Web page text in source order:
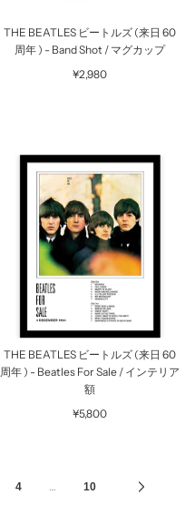
THE BEATLES ビートルズ (来日 60
周年 ) - Band Shot / マグカップ
¥2,980
THE BEATLES ビートルズ (来日 60
周年 ) - Beatles For Sale / インテリア
額
¥5,800
4 … 10